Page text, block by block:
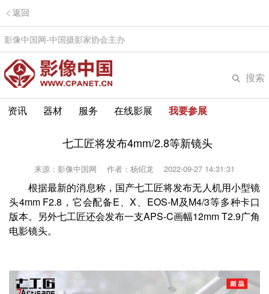
返回
影像中国网-中国摄影家协会主办
搜索
资讯 器材 服务 在线影展 我要参展
七工匠将发布4mm/2.8等新镜头
来源：影像中国网 作者：杨炤龙 2022-09-27 14:31:31
根据最新的消息称，国产七工匠将发布无人机用小型镜
头4mm F2.8，它会配备E、X、EOS-M及M4/3等多种卡口
版本。另外七工匠还会发布一支APS-C画幅12mm T2.9广角
电影镜头。